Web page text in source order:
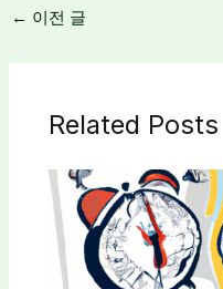
← 이전 글
Related Posts